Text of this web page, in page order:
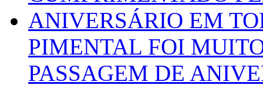
PIMENTAL FOI
PASSAGEM DE